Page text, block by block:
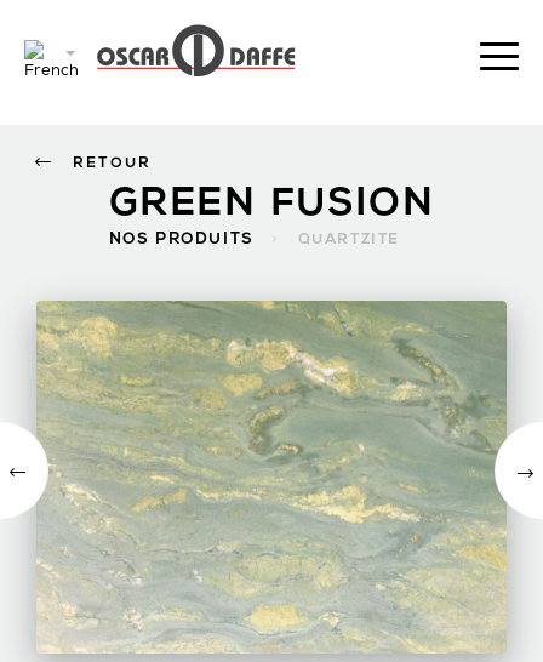
GREEN FUSION
NOS PRODUITS QUARTZITE
RETOUR